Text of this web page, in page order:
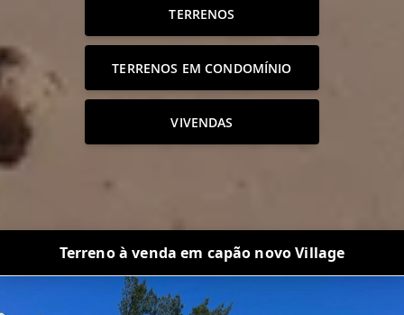
TERRENOS
TERRENOS EM CONDOMÍNIO
VIVENDAS
Terreno à venda em capão novo Village